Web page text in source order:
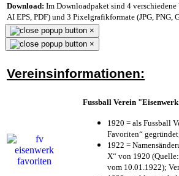
Download: Im Downloadpaket sind 4
AI EPS, PDF) und 3 Pixelgrafikformate (JPG, PNG,
×
×
Vereinsinformationen:
Fussball Verein
1920 = als Fussball
Favoriten“
1922 =
X“ von 1920
vom 10.01.1922);